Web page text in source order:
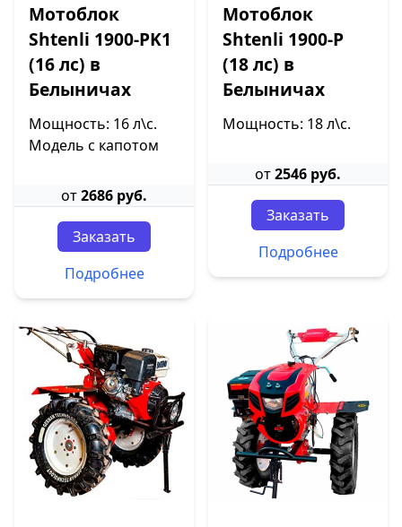
Мотоблок
Shtenli 1900-PK1
(16 лс) в
Белыничах
Мощность: 16 л\с.
Модель с капотом
от2686 руб.
Заказать
Подробнее
Мотоблок
Shtenli 1900-P
(18 лс) в
Белыничах
Мощность: 18 л\с.
от2546 руб.
Заказать
Подробнее